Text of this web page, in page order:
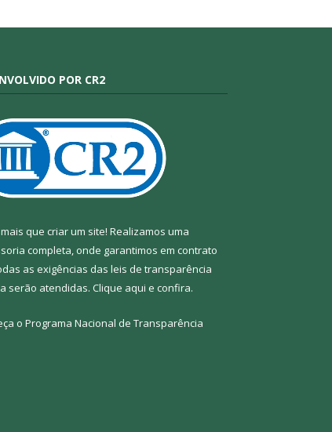
POR CR2
que criar um site! Realizamos uma
completa, onde garantimos em contrato
as exigências das leis de transparência
serão atendidas. Clique aqui e confira.
o Programa Nacional de Transparência